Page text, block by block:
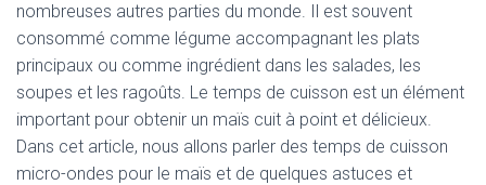
nombreuses autres parties du monde. Il est souvent
consommé comme légume accompagnant les plats
principaux ou comme ingrédient dans les salades, les
soupes et les ragoûts. Le temps de cuisson est un élément
important pour obtenir un maïs cuit à point et délicieux.
Dans cet article, nous allons parler des temps de cuisson
micro-ondes pour le maïs et de quelques astuces et